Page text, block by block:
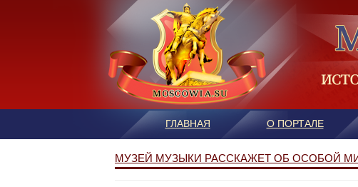
ГЛАВНАЯ О ПОРТАЛЕ
МУЗЕЙ МУЗЫКИ РАССКАЖЕТ ОБ ОСОБОЙ